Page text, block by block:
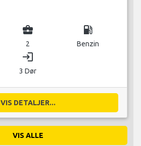
business_center
2
local_gas_station
Benzin
login
3 Dør
VIS DETALJER...
VIS ALLE